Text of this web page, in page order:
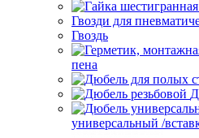
Гвозди для
Гвоздь
пена
универсальный /